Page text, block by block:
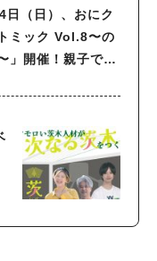
日（日）、おにク
ミック Vol.8〜の
」開催！親子で楽